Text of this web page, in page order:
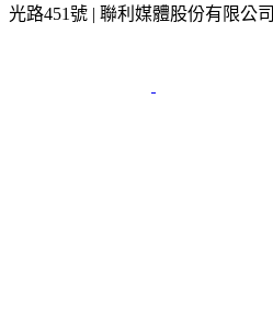
光路451號 | 聯利媒體股份有限公司